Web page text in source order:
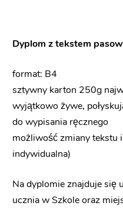
Dyplom z tekstem
format: B4
sztywny karton 250g
wyjątkowo żywe,
do wypisania ręcznego
możliwość zmiany tekstu
indywidualna)
Na dyplomie znajduje się
ucznia w Szkole oraz